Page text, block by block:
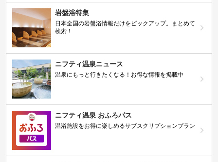
岩盤浴特集
日本全国の岩盤浴情報だけをピックアップ。まとめて
検索！
ニフティ温泉ニュース
温泉にもっと行きたくなる！お得な情報を掲載中
ニフティ温泉 おふろパス
温浴施設をお得に楽しめるサブスクリプションプラン